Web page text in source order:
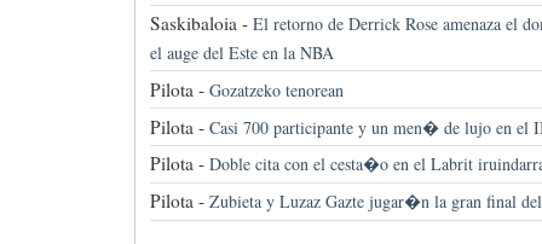
Saskibaloia - El retorno de Derrick Rose amenaza el
el auge del Este en la NBA
Pilota - Gozatzeko tenorean
Pilota - Casi 700 participante y un men� de lujo en el
Pilota - Doble cita con el cesta�o en el Labrit
Pilota - Zubieta y Luzaz Gazte jugar�n la gran final